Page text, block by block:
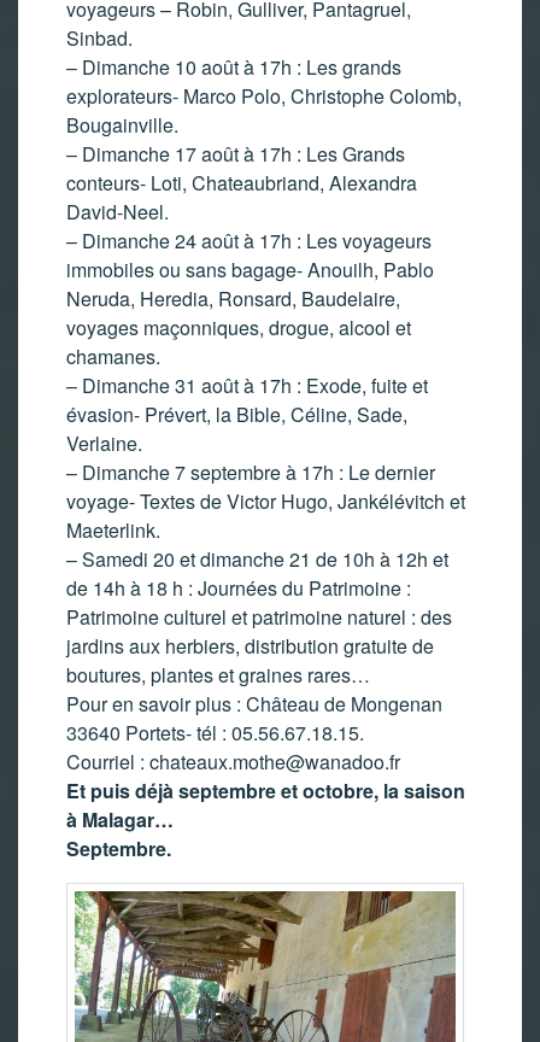
voyageurs – Robin, Gulliver, Pantagruel,
Sinbad.
– Dimanche 10 août à 17h : Les grands
explorateurs- Marco Polo, Christophe Colomb,
Bougainville.
– Dimanche 17 août à 17h : Les Grands
conteurs- Loti, Chateaubriand, Alexandra
David-Neel.
– Dimanche 24 août à 17h : Les voyageurs
immobiles ou sans bagage- Anouilh, Pablo
Neruda, Heredia, Ronsard, Baudelaire,
voyages maçonniques, drogue, alcool et
chamanes.
– Dimanche 31 août à 17h : Exode, fuite et
évasion- Prévert, la Bible, Céline, Sade,
Verlaine.
– Dimanche 7 septembre à 17h : Le dernier
voyage- Textes de Victor Hugo, Jankélévitch et
Maeterlink.
– Samedi 20 et dimanche 21 de 10h à 12h et
de 14h à 18 h : Journées du Patrimoine :
Patrimoine culturel et patrimoine naturel : des
jardins aux herbiers, distribution gratuite de
boutures, plantes et graines rares…
Pour en savoir plus : Château de Mongenan
33640 Portets- tél : 05.56.67.18.15.
Courriel : chateaux.mothe@wanadoo.fr
Et puis déjà septembre et octobre, la saison
à Malagar…
Septembre.